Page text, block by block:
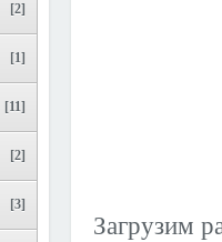
[2]
[1]
[11]
[2]
[3]
Загрузим